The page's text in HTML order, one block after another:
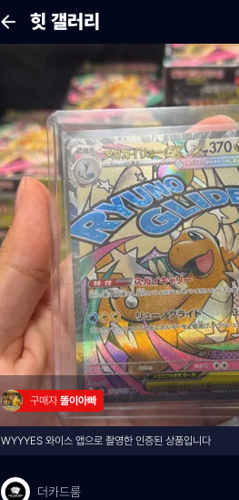
힛 갤러리
구매자 똘이아빠
WYYYES 와이스 앱으로 촬영한 인증된 상품입니다
더카드룸